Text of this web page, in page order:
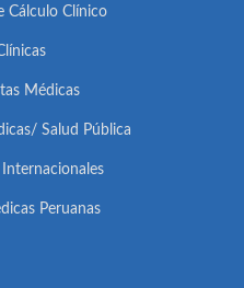
Cálculo Clínico
Médicas
Salud Pública
Peruanas